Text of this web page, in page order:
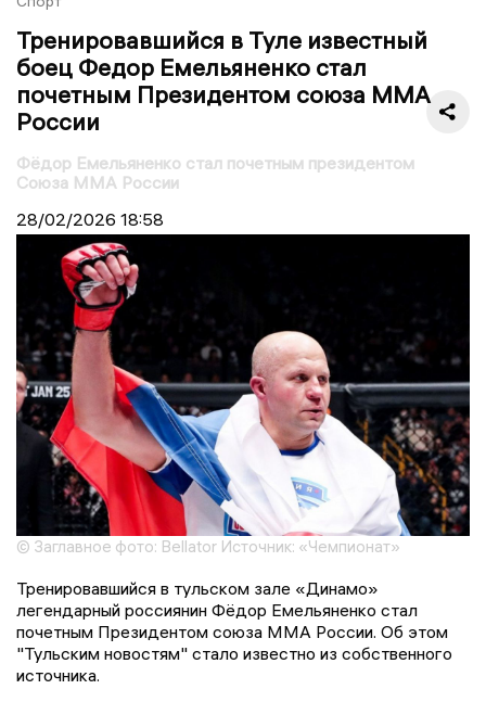
Тренировавшийся в Туле известный
боец Федор Емельяненко стал
почетным Президентом союза ММА
России
Фёдор Емельяненко стал почетным президентом
Союза ММА России
28/02/2026 18:58
© Заглавное фото: Bellator Источник: «Чемпионат»
Тренировавшийся в тульском зале «Динамо»
легендарный россиянин Фёдор Емельяненко стал
почетным Президентом союза ММА России. Об этом
"Тульским новостям" стало известно из собственного
источника.